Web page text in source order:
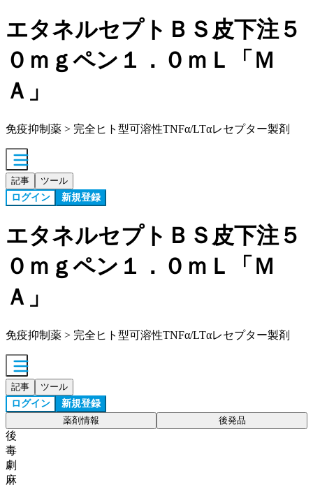
エタネルセプトＢＳ皮下注５
０ｍｇペン１．０ｍＬ「Ｍ
Ａ」
免疫抑制薬 > 完全ヒト型可溶性TNFα/LTαレセプター製剤
記事 ツール
ログイン 新規登録
エタネルセプトＢＳ皮下注５
０ｍｇペン１．０ｍＬ「Ｍ
Ａ」
免疫抑制薬 > 完全ヒト型可溶性TNFα/LTαレセプター製剤
記事 ツール
ログイン 新規登録
薬剤情報 後発品
後
毒
劇
麻